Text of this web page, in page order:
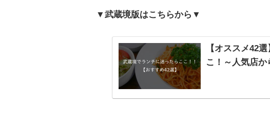
▼武蔵境版はこちらから▼
【オススメ42
こ！～人気店か